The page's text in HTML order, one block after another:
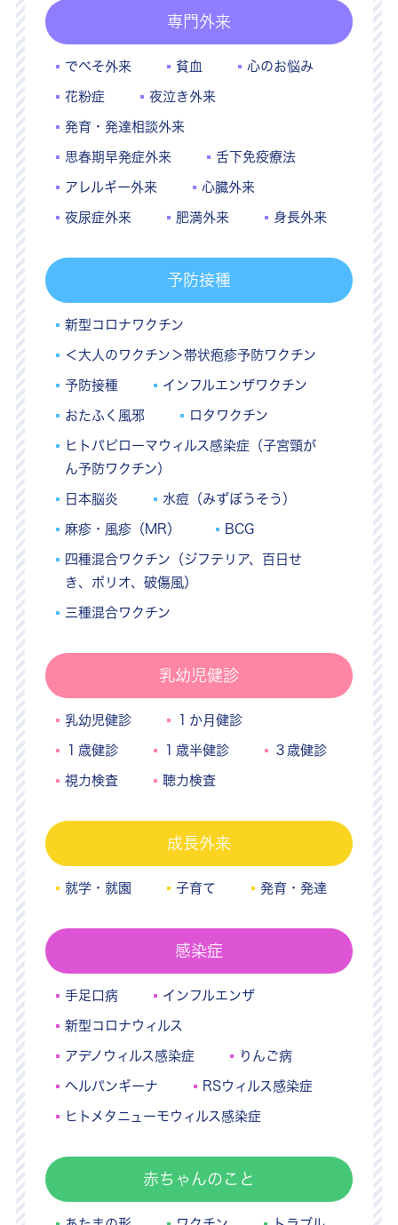
専門外来
でべそ外来 貧血 心のお悩み
花粉症 夜泣き外来
発育・発達相談外来
思春期早発症外来 舌下免疫療法
アレルギー外来 心臓外来
夜尿症外来 肥満外来 身長外来
予防接種
新型コロナワクチン
＜大人のワクチン＞帯状疱疹予防ワクチン
予防接種 インフルエンザワクチン
おたふく風邪 ロタワクチン
ヒトパピローマウィルス感染症（子宮頸が
ん予防ワクチン）
日本脳炎 水痘（みずぼうそう）
麻疹・風疹（MR） BCG
四種混合ワクチン（ジフテリア、百日せ
き、ポリオ、破傷風）
三種混合ワクチン
乳幼児健診
乳幼児健診 １か月健診
１歳健診 １歳半健診 ３歳健診
視力検査 聴力検査
成長外来
就学・就園 子育て 発育・発達
感染症
手足口病 インフルエンザ
新型コロナウィルス
アデノウィルス感染症 りんご病
ヘルパンギーナ RSウィルス感染症
ヒトメタニューモウィルス感染症
赤ちゃんのこと